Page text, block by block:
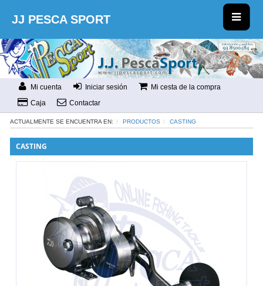
JJ PESCA SPORT
Mi cuenta Iniciar sesión
Mi cesta de la compra
Caja
Contactar
ACTUALMENTE SE ENCUENTRA EN: PRODUCTOS CASTING
CASTING